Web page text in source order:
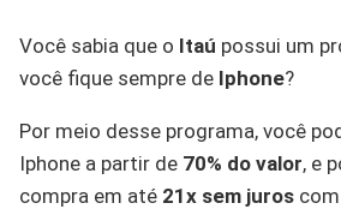
Você sabia que o Itaú possui um
você fique sempre de Iphone?
Por meio desse programa, você
Iphone a partir de 70% do valor, e
compra em até 21x sem juros com